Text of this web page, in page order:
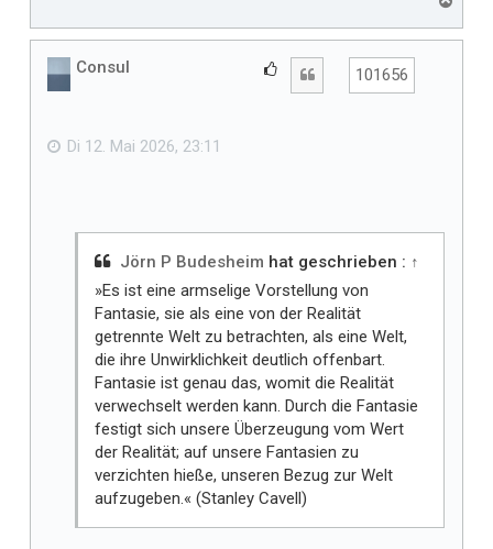
c
Consul
m
i
r
101656
Di 12. Mai 2026, 23:11
Jörn P Budesheim hat geschrieben : ↑
»Es ist eine armselige Vorstellung von
Fantasie, sie als eine von der Realität
getrennte Welt zu betrachten, als eine Welt,
die ihre Unwirklichkeit deutlich offenbart.
Fantasie ist genau das, womit die Realität
verwechselt werden kann. Durch die Fantasie
festigt sich unsere Überzeugung vom Wert
der Realität; auf unsere Fantasien zu
verzichten hieße, unseren Bezug zur Welt
aufzugeben.« (Stanley Cavell)